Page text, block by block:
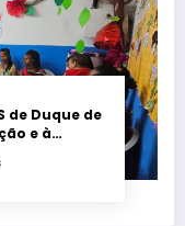
de Duque de
e à